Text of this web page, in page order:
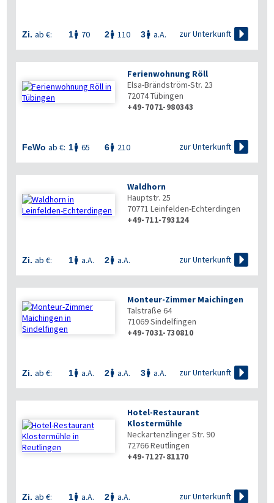
Zi. ab €: 1 70 2 110 3 a.A. zur Unterkunft 
Ferienwohnung Röll
Elsa-Brändström-Str. 23
72074Tübingen
+49-7071-980343
FeWo ab €: 1 65 6 210 zur Unterkunft 
Waldhorn
Hauptstr. 25
70771 Leinfelden-Echterdingen
+49-711-793124
Zi. ab €: 1 a.A. 2 a.A. zur Unterkunft 
Monteur-Zimmer Maichingen
Talstraße 64
71069Sindelfingen
+49-7031-730810
Zi. ab €: 1 a.A. 2 a.A. 3 a.A. zur Unterkunft 
Hotel-Restaurant
Klostermühle
Neckartenzlinger Str. 90
72766Reutlingen
+49-7127-81170
Zi. ab €: 1 a.A. 2 a.A. zur Unterkunft 